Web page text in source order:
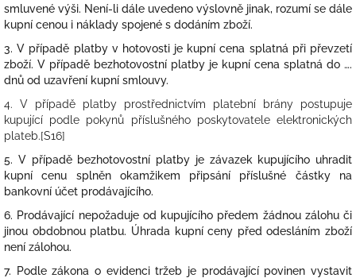
smluvené výši. Není-li dále uvedeno výslovně jinak, rozumí se dále
kupní cenou i náklady spojené s dodáním zboží.
3. V případě platby v hotovosti je kupní cena splatná při převzetí
zboží. V případě bezhotovostní platby je kupní cena splatná do ….
dnů od uzavření kupní smlouvy.
4. V případě platby prostřednictvím platební brány postupuje
kupující podle pokynů příslušného poskytovatele elektronických
plateb.[S16]
5. V případě bezhotovostní platby je závazek kupujícího uhradit
kupní cenu splněn okamžikem připsání příslušné částky na
bankovní účet prodávajícího.
6. Prodávající nepožaduje od kupujícího předem žádnou zálohu či
jinou obdobnou platbu. Úhrada kupní ceny před odesláním zboží
není zálohou.
7. Podle zákona o evidenci tržeb je prodávající povinen vystavit